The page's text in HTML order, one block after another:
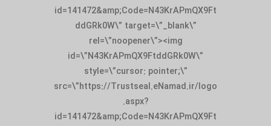
id=141472&amp;Code=N43KrAPmQX9Ft
ddGRk0W\” target=\”_blank\”
rel=\”noopener\”><img
id=\”N43KrAPmQX9FtddGRk0W\”
style=\”cursor: pointer;\”
src=\”https://Trustseal.eNamad.ir/logo
.aspx?
id=141472&amp;Code=N43KrAPmQX9Ft